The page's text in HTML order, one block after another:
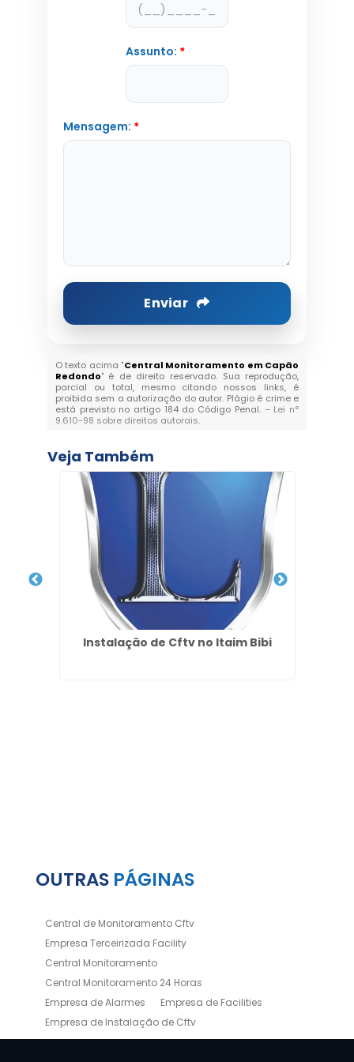
Assunto: *
Mensagem: *
Enviar
O texto acima "Central Monitoramento em Capão
Redondo" é de direito reservado. Sua reprodução,
parcial ou total, mesmo citando nossos links, é
proibida sem a autorização do autor. Plágio é crime e
está previsto no artigo 184 do Código Penal. – Lei n°
9.610-98 sobre direitos autorais.
Veja Também
Instalação de Cftv no Itaim Bibi
OUTRAS PÁGINAS
Central de Monitoramento Cftv
Empresa Terceirizada Facility
Central Monitoramento
Central Monitoramento 24 Horas
Empresa de Alarmes
Empresa de Facilities
Empresa de Instalação de Cftv
Empresa de Limpeza e Portaria